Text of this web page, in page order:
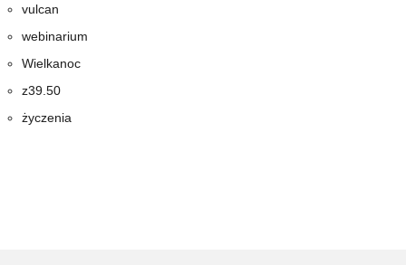
vulcan
webinarium
Wielkanoc
z39.50
życzenia